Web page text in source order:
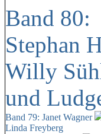
Band 80:
Stephan
Willy
und
Band 79: Janet Wagner
Linda Freyberg